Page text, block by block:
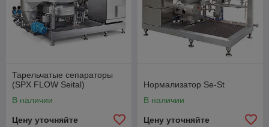
Тарельчатые сепараторы
(SPX FLOW Seital)
В наличии
Цену уточняйте
Нормализатор Se-St
В наличии
Цену уточняйте